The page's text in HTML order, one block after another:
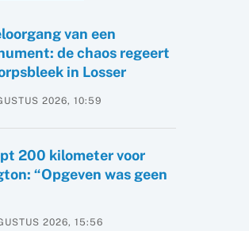
van een
de chaos regeert
in Losser
2026, 10:59
200 kilometer voor
“Opgeven was geen
2026, 15:56